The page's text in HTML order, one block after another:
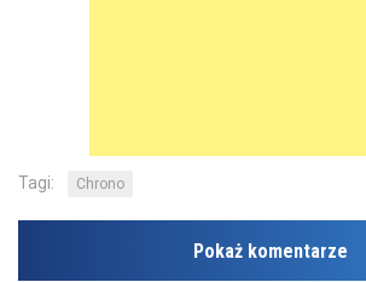
Tagi: Chrono
Pokaż komentarze